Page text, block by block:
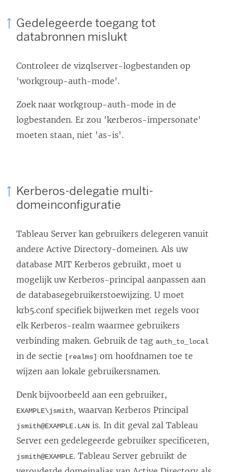
d
e
n
n
w
n
s
o
n
d
)
Gedelegeerde toegang tot
databronnen mislukt
Controleer de vizqlserver-logbestanden op
'workgroup-auth-mode'.
Zoek naar workgroup-auth-mode in de
logbestanden. Er zou 'kerberos-impersonate'
moeten staan, niet 'as-is'.
Kerberos-delegatie multi-
domeinconfiguratie
Tableau Server kan gebruikers delegeren vanuit
andere Active Directory-domeinen. Als uw
database MIT Kerberos gebruikt, moet u
mogelijk uw Kerberos-principal aanpassen aan
de databasegebruikerstoewijzing. U moet
krb5.conf specifiek bijwerken met regels voor
elk Kerberos-realm waarmee gebruikers
verbinding maken. Gebruik de tag auth_to_local
in de sectie [realms] om hoofdnamen toe te
wijzen aan lokale gebruikersnamen.
Denk bijvoorbeeld aan een gebruiker,
EXAMPLE\jsmith, waarvan Kerberos Principal
jsmith@EXAMPLE.LAN is. In dit geval zal Tableau
Server een gedelegeerde gebruiker specificeren,
jsmith@EXAMPLE. Tableau Server gebruikt de